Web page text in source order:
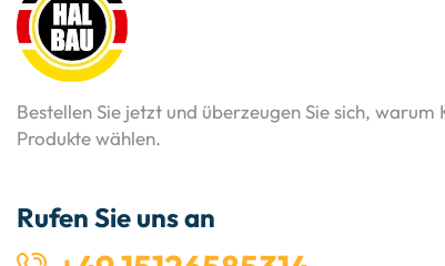
Bestellen Sie jetzt und überzeugen Sie sich, warum
Produkte wählen.
Rufen Sie uns an